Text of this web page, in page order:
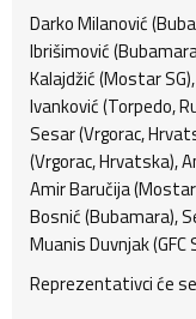
Darko Milanović
Ibrišimović
Kalajdžić (Mostar
Ivanković (Torpedo,
Sesar (Vrgorac,
(Vrgorac, Hrvatska),
Amir Baručija
Bosnić (Bubamara),
Muanis Duvnjak (GFC
Reprezentativci će